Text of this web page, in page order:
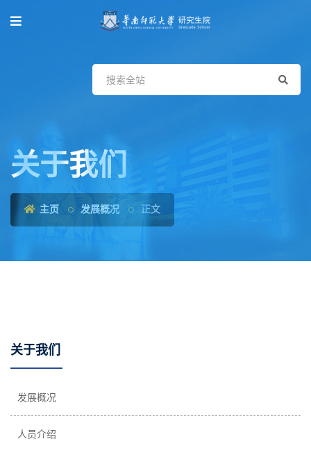
关于我们
主页 发展概况 正文
关于我们
发展概况
人员介绍